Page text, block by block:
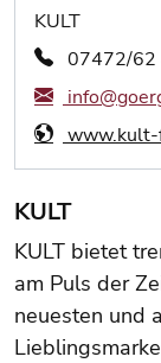
KULT
07472/62
www.kult-
KULT
KULT bietet
am Puls der
neuesten und